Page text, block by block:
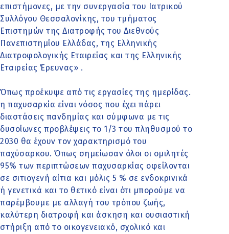
επιστήμονες, με την συνεργασία του Ιατρικού
Συλλόγου Θεσσαλονίκης, του τμήματος
Επιστημών της Διατροφής του Διεθνούς
Πανεπιστημίου Ελλάδας, της Ελληνικής
Διατροφολογικής Εταιρείας και της Ελληνικής
Εταιρείας Έρευνας» .
Όπως προέκυψε από τις εργασίες της ημερίδας.
η παχυσαρκία είναι νόσος που έχει πάρει
διαστάσεις πανδημίας και σύμφωνα με τις
δυσοίωνες προβλέψεις το 1/3 του πληθυσμού το
2030 θα έχουν τον χαρακτηρισμό του
παχύσαρκου. Όπως σημείωσαν όλοι οι ομιλητές
95% των περιπτώσεων παχυσαρκίας οφείλονται
σε σιτιογενή αίτια και μόλις 5 % σε ενδοκρινικά
ή γενετικά και το θετικό είναι ότι μπορούμε να
παρέμβουμε με αλλαγή του τρόπου ζωής,
καλύτερη διατροφή και άσκηση και ουσιαστική
στήριξη από το οικογενειακό, σχολικό και